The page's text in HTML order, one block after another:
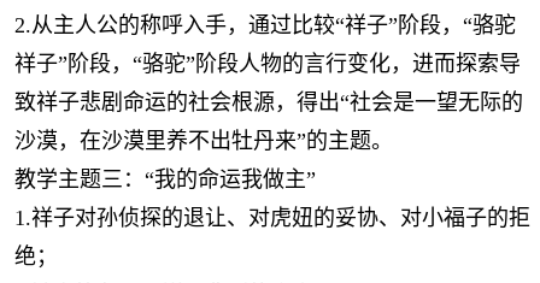
2.从主人公的称呼入手，通过比较“祥子”阶段，“骆驼
祥子”阶段，“骆驼”阶段人物的言行变化，进而探索导
致祥子悲剧命运的社会根源，得出“社会是一望无际的
沙漠，在沙漠里养不出牡丹来”的主题。
教学主题三：“我的命运我做主”
1.祥子对孙侦探的退让、对虎妞的妥协、对小福子的拒
绝；